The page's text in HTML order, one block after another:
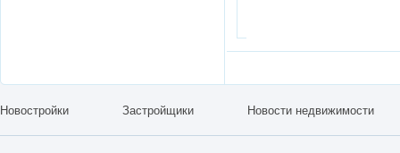
Новостройки Застройщики Новости недвижимости